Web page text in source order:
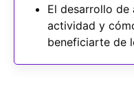
El desarrollo
actividad y
beneficiarte de